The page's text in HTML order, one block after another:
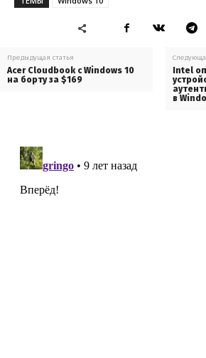
Предыдущая статья
Acer Cloudbook с Windows 10
на борту за $169
Intel
в